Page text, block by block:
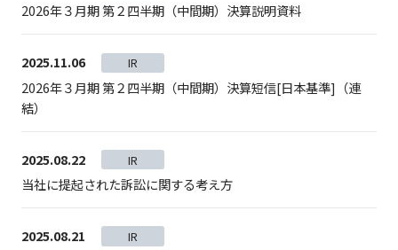
2026年３月期 第２四半期（中間期）決算説明資料
2025.11.06 IR
2026年３月期 第２四半期（中間期）決算短信[日本基準]（連
結）
2025.08.22 IR
当社に提起された訴訟に関する考え方
2025.08.21 IR